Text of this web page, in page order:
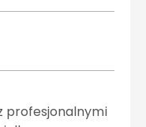
profesjonalnymi